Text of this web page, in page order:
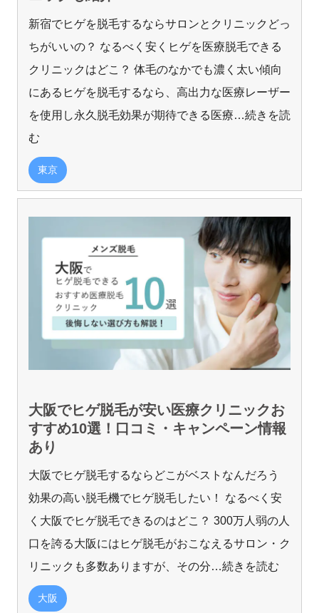
新宿でヒゲを脱毛するならサロンとクリニックどっ
ちがいいの？ なるべく安くヒゲを医療脱毛できる
クリニックはどこ？ 体毛のなかでも濃く太い傾向
にあるヒゲを脱毛するなら、高出力な医療レーザー
を使用し永久脱毛効果が期待できる医療…続きを読
む
東京
大阪でヒゲ脱毛が安い医療クリニックお
すすめ10選！口コミ・キャンペーン情報
あり
大阪でヒゲ脱毛するならどこがベストなんだろう
効果の高い脱毛機でヒゲ脱毛したい！ なるべく安
く大阪でヒゲ脱毛できるのはどこ？ 300万人弱の人
口を誇る大阪にはヒゲ脱毛がおこなえるサロン・ク
リニックも多数ありますが、その分…続きを読む
大阪